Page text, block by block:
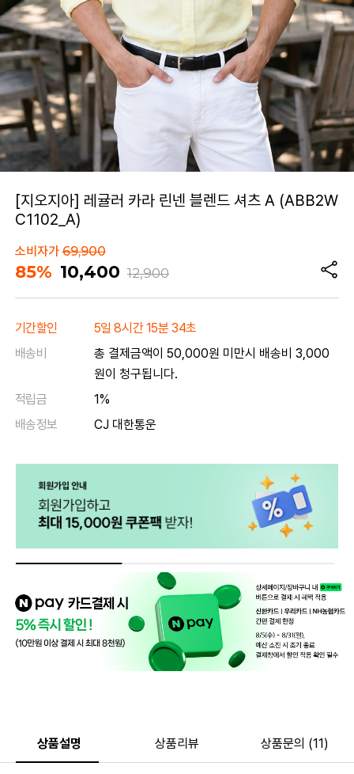
[지오지아] 레귤러 카라 린넨 블렌드 셔츠 A (ABB2W
C1102_A)
소비자가69,900
85% 10,400 12,900
기간할인
5일 8시간 15분 34초
배송비
총 결제금액이 50,000원 미만시 배송비 3,000
원이 청구됩니다.
적립금
1%
배송정보
CJ 대한통운
상품설명 상품리뷰 상품문의 (11)